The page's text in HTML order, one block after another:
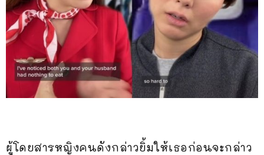
ผู้โดยสารหญิงคนดังกล่าวยิ้มให้เธอก่อนจะกล่าว